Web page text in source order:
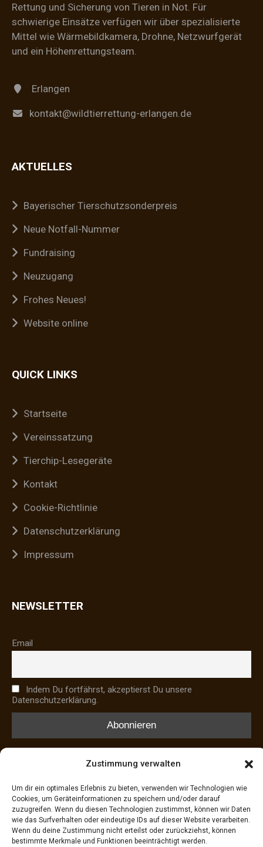
Zustimmung verwalten
Um dir ein optimales Erlebnis zu bieten, verwenden wir Technologien wie
Cookies, um Geräteinformationen zu speichern und/oder darauf
zuzugreifen. Wenn du diesen Technologien zustimmst, können wir Daten
wie das Surfverhalten oder eindeutige IDs auf dieser Website verarbeiten.
Wenn du deine Zustimmung nicht erteilst oder zurückziehst, können
bestimmte Merkmale und Funktionen beeinträchtigt werden.
Rettung und Sicherung von Tieren in Not. Für
schwierige Einsätze verfügen wir über spezialisierte
Mittel wie Wärmebildkamera, Drohne, Netzwurfgerät
und ein Höhenrettungsteam.
Erlangen
kontakt@wildtierrettung-erlangen.de
AKTUELLES
Bayerischer Tierschutzsonderpreis
Neue Notfall-Nummer
Fundraising
Neuzugang
Frohes Neues!
Website online
QUICK LINKS
Startseite
Vereinssatzung
Tierchip-Lesegeräte
Kontakt
Cookie-Richtlinie
Datenschutzerklärung
Impressum
NEWSLETTER
Email
Indem Du fortfährst, akzeptierst Du unsere
Datenschutzerklärung.
HAUSTIERNOTFÄLLE
Notdienst Tierärzte
Tasso-Tierregister
Findefix-Tierregister